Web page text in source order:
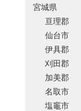
宮城県
亘理郡
仙台市
伊具郡
刈田郡
加美郡
名取市
塩竈市